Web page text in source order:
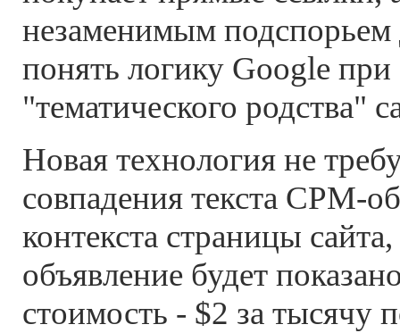
незаменимым
понять логику Google
"тематического родства"
Новая технология не
совпадения текста CPM-
контекста страницы
объявление будет
стоимость - $2 за тысячу